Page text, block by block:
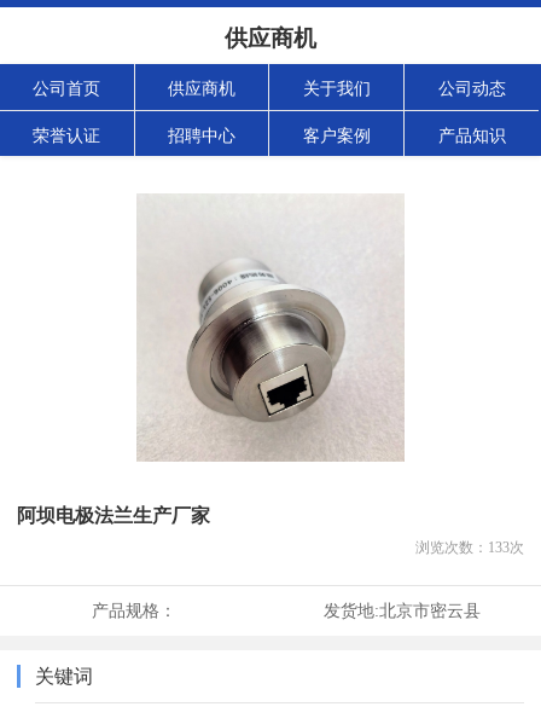
供应商机
公司首页 供应商机 关于我们 公司动态
荣誉认证 招聘中心 客户案例 产品知识
阿坝电极法兰生产厂家
浏览次数： 133次
产品规格： 发货地:北京市密云县
关键词